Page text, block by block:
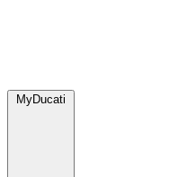
MyDucati